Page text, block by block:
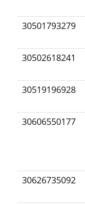
30501793279
30502618241
30519196928
30606550177
30626735092